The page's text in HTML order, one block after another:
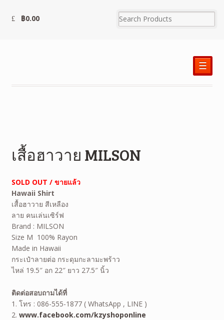
฿0.00
☰
เสื้อฮาวาย MILSON
SOLD OUT / ขายแล้ว
Hawaii Shirt
เสื้อฮาวาย สีเหลือง
ลาย คนเล่นเซิร์ฟ
Brand : MILSON
Size M 100% Rayon
Made in Hawaii
กระเป๋าลายต่อ กระดุมกะลามะพร้าว
ไหล่ 19.5″ อก 22″ ยาว 27.5″ นิ้ว
ติดต่อสอบถามได้ที่
1. โทร : 086-555-1877 ( WhatsApp , LINE )
2. www.facebook.com/kzyshoponline